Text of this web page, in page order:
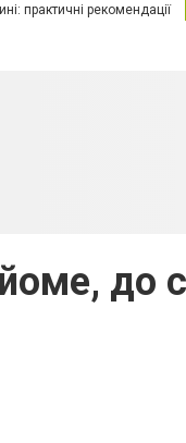
практичні рекомендації
до